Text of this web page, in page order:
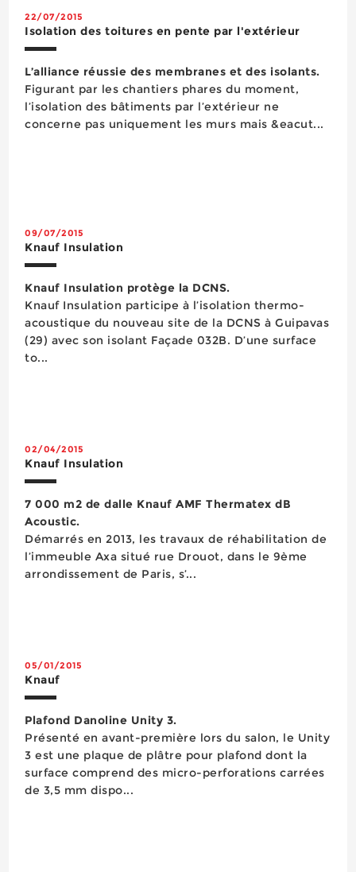
22/07/2015
Isolation des toitures en pente par l'extérieur
L’alliance réussie des membranes et des isolants.
Figurant par les chantiers phares du moment,
l’isolation des bâtiments par l’extérieur ne
concerne pas uniquement les murs mais &eacut...
09/07/2015
Knauf Insulation
Knauf Insulation protège la DCNS.
Knauf Insulation participe à l’isolation thermo-
acoustique du nouveau site de la DCNS à Guipavas
(29) avec son isolant Façade 032B. D’une surface
to...
02/04/2015
Knauf Insulation
7 000 m2 de dalle Knauf AMF Thermatex dB
Acoustic.
Démarrés en 2013, les travaux de réhabilitation de
l’immeuble Axa situé rue Drouot, dans le 9ème
arrondissement de Paris, s’...
05/01/2015
Knauf
Plafond Danoline Unity 3.
Présenté en avant-première lors du salon, le Unity
3 est une plaque de plâtre pour plafond dont la
surface comprend des micro-perforations carrées
de 3,5 mm dispo...